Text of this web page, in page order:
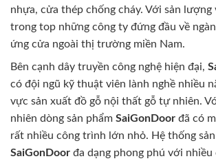
nhựa, cửa thép chống cháy. Với sản lượng
trong top những công ty đứng đầu về
ứng cửa ngoài thị trường miền Nam.
Bên cạnh dây truyền công nghệ hiện đại,
có đội ngũ kỹ thuật viên lành nghề nhiều
vực sản xuất đồ gỗ nội thất gỗ tự nhiên.
nhiên dòng sản phẩm SaiGonDoor đã có
rất nhiều công trình lớn nhỏ. Hệ thống
SaiGonDoor đa dạng phong phú với